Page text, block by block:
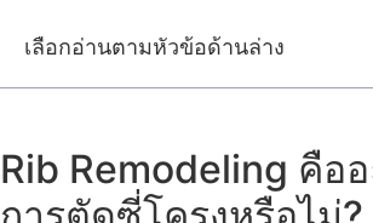
เลือกอ่านตามหัวข้อด้านล่าง
Rib Remodeling คือ